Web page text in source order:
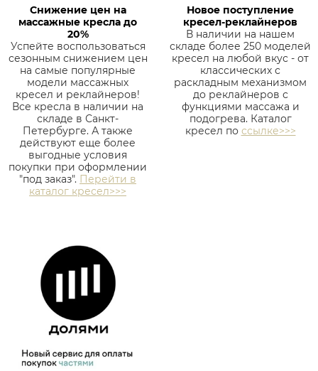
Снижение цен на
массажные кресла до
20%
Успейте воспользоваться
сезонным снижением цен
на самые популярные
модели массажных
кресел и реклайнеров!
Все кресла в наличии на
складе в Санкт-
Петербурге. А также
действуют еще более
выгодные условия
покупки при оформлении
"под заказ". Перейти в
каталог кресел>>>
Новое поступление
кресел-реклайнеров
В наличии на нашем
складе более 250 моделей
кресел на любой вкус - от
классических с
раскладным механизмом
до реклайнеров с
функциями массажа и
подогрева. Каталог
кресел по ссылке>>>